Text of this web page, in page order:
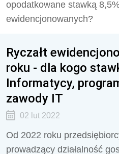
opodatkowane stawką
ewidencjonowanych?
Ryczałt
roku - dla kogo
Informatycy,
zawody IT
02 lut 2022
Od 2022 roku
prowadzący działalność